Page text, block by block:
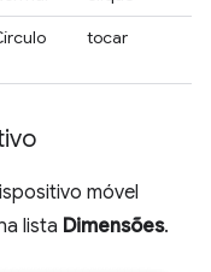
tocar
móvel
lista Dimensões.